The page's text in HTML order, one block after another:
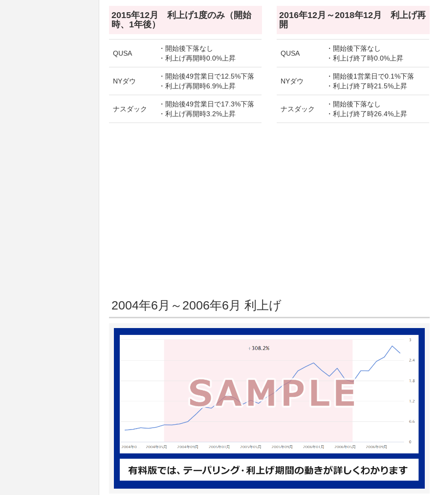
2015年12月 利上げ1度のみ（開始
時、1年後）
QUSA
・開始後下落なし
・利上げ再開時0.0%上昇
NYダウ
・開始後49営業日で12.5%下落
・利上げ再開時6.9%上昇
ナスダック
・開始後49営業日で17.3%下落
・利上げ再開時3.2%上昇
2016年12月～2018年12月 利上げ再
開
QUSA
・開始後下落なし
・利上げ終了時0.0%上昇
NYダウ
・開始後1営業日で0.1%下落
・利上げ終了時21.5%上昇
ナスダック
・開始後下落なし
・利上げ終了時26.4%上昇
2004年6月～2006年6月 利上げ